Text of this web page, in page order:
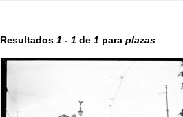
Resultados 1 - 1 de 1 para plazas